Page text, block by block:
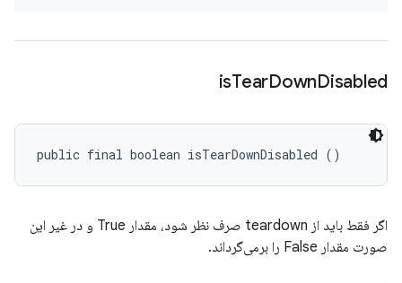
isTearDownDisabled
public final boolean isTearDownDisabled ()
اگر فقط باید از teardown صرف نظر شود، مقدار True و در غیر این
صورت مقدار False را برمی‌گرداند.